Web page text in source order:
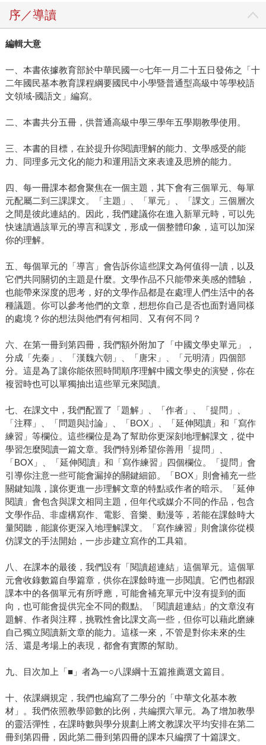
序／導讀
編輯大意
一、本書依據教育部於中華民國一○七年一月二十五日發佈之「十
二年國民基本教育課程綱要國民中小學暨普通型高級中等學校語
文領域-國語文」編寫。
二、本書共分五冊，供普通高級中學三學年五學期教學使用。
三、本書的目標，在於提升你閱讀理解的能力、文學感受的能
力、同理多元文化的能力和運用語文來表達及思辨的能力。
四、每一冊課本都會聚焦在一個主題，其下會有三個單元、每單
元配屬二到三課課文。「主題」、「單元」、「課文」三個層次
之間是彼此連結的。因此，我們建議你在進入新單元時，可以先
快速讀過該單元的導言和課文，形成一個整體印象，這可以加深
你的理解。
五、每個單元的「導言」會告訴你這些課文為何值得一讀，以及
它們共同關切的主題是什麼。文學作品不只能帶來美感的體驗，
也能帶來深度的思考，好的文學作品都是在處理人們生活中的各
種議題。你可以參考他們的文章，想想你自己是否也面對過同樣
的處境？你的想法與他們有何相同、又有何不同？
六、在第一冊到第四冊，我們額外附加了「中國文學史單元」，
分成「先秦」、「漢魏六朝」、「唐宋」、「元明清」四個部
分。這是為了讓你能依照時間順序理解中國文學史的演變，你在
複習時也可以單獨抽出這些單元來閱讀。
七、在課文中，我們配置了「題解」、「作者」、「提問」、
「注釋」、「問題與討論」、「BOX」、「延伸閱讀」和「寫作
練習」等欄位。這些欄位是為了幫助你更深刻地理解課文，從中
學習怎麼閱讀一篇文章。我們特別希望你善用「提問」、
「BOX」、「延伸閱讀」和「寫作練習」四個欄位。「提問」會
引導你注意一些可能會漏掉的關鍵細節。「BOX」則會補充一些
關鍵知識，讓你更進一步理解文章的特點或作者的暗示。「延伸
閱讀」會包含與課文相同主題，但年代或媒介不同的作品，包含
文學作品、非虛構寫作、電影、音樂、動漫等，若能在課餘時大
量閱聽，能讓你更深入地理解課文。「寫作練習」則會讓你從模
仿課文的手法開始，一步步建立寫作的工具箱。
八、在課本的最後，我們設有「閱讀超連結」這個單元。這個單
元會收錄數篇自學篇章，供你在課餘時進一步閱讀。它們也都跟
課本中的各個單元有所呼應，可能會補充單元中沒有提到的面
向，也可能會提供完全不同的觀點。「閱讀超連結」的文章沒有
題解、作者與注釋，挑戰性會比課文高一些，但你可以藉此磨練
自己獨立閱讀新文章的能力。這樣一來，不管是對你未來的生
活、還是考場上的表現，都會有實際的幫助。
九、目次加上「■」者為一○八課綱十五篇推薦選文篇目。
十、依課綱規定，我們也編寫了二學分的「中華文化基本教
材」。我們依照教學節數的比例，共編撰六單元。為了增加教學
的靈活彈性，在課時數與學分規劃上將文教課次平均安排在第二
冊到第四冊，因此第二冊到第四冊的課本只編撰了十篇課文。